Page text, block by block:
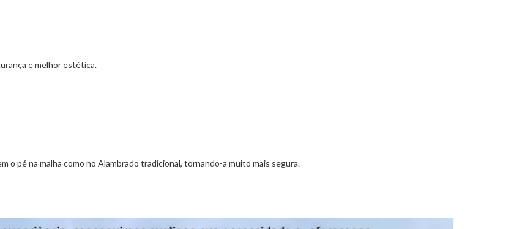
e melhor estética.
o pé na malha como no Alambrado tradicional, tornando-a muito mais segura.